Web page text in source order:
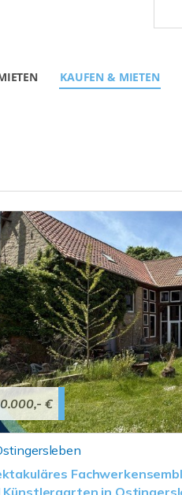
KAUFEN & MIETEN
€
Künstlergarten in